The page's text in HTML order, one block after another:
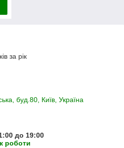
за рік
буд.80, Київ, Україна
до 19:00
роботи